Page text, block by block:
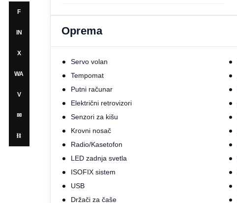
Oprema
Servo volan
Tempomat
Putni računar
Električni retrovizori
Senzori za kišu
Krovni nosač
Radio/Kasetofon
LED zadnja svetla
ISOFIX sistem
USB
Držači za čaše
F
IN
X
WA
V
✉
⛓